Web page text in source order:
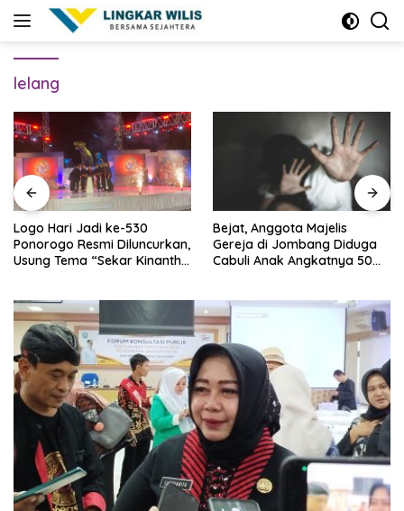
lelang
Logo Hari Jadi ke-530
Ponorogo Resmi Diluncurkan,
Usung Tema “Sekar Kinanthi,
Bejat, Anggota Majelis
Gereja di Jombang Diduga
Cabuli Anak Angkatnya 50